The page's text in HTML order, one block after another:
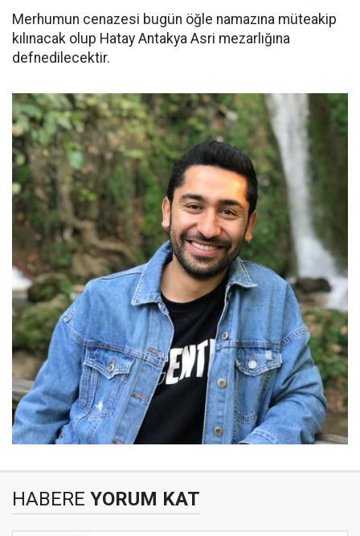
Merhumun cenazesi bugün öğle namazına müteakip
kılınacak olup Hatay Antakya Asri mezarlığına
defnedilecektir.
HABERE YORUM KAT